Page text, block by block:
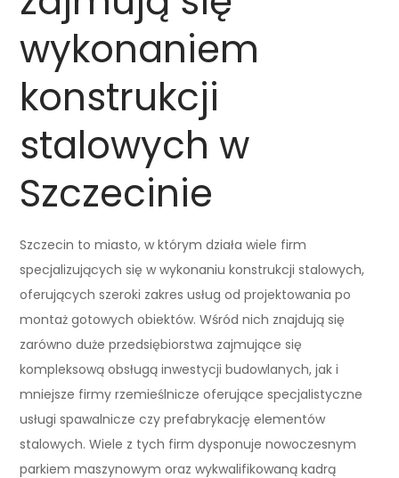
wykonaniem
konstrukcji
stalowych w
Szczecinie
Szczecin to miasto, w którym działa wiele firm
specjalizujących się w wykonaniu konstrukcji stalowych,
oferujących szeroki zakres usług od projektowania po
montaż gotowych obiektów. Wśród nich znajdują się
zarówno duże przedsiębiorstwa zajmujące się
kompleksową obsługą inwestycji budowlanych, jak i
mniejsze firmy rzemieślnicze oferujące specjalistyczne
usługi spawalnicze czy prefabrykację elementów
stalowych. Wiele z tych firm dysponuje nowoczesnym
parkiem maszynowym oraz wykwalifikowaną kadrą